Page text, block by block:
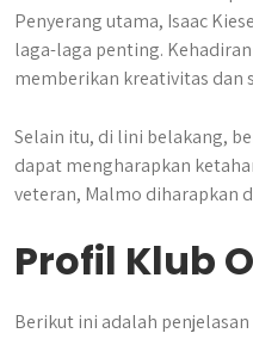
Penyerang utama, Isaac
laga-laga penting.
memberikan kreativitas dan
Selain itu, di lini belakang,
dapat mengharapkan
veteran, Malmo diharapkan
Profil Klub
Berikut ini adalah